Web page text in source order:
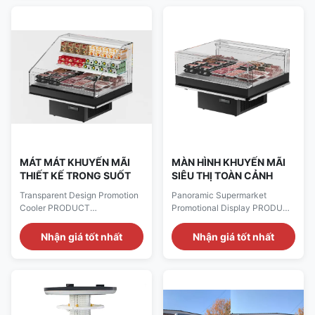
Control Smart Thermostat
Function Chill Defrost Type
Auto Defrost Volume
Frequency
220V/50Hz;110V/60Hz...
compressor Product Summary
This is the 2026 commercial
Wall Mounted ...
MÁT MÁT KHUYẾN MÃI
THIẾT KẾ TRONG SUỐT
Transparent Design Promotion
Cooler PRODUCT
Advantages: Panoramic
Visibility:​ Featuring a 4-sided
view of your products,
maximizing visual appeal.
Hassle-Free Operation:​
Nhận giá tốt nhất
MÀN HÌNH KHUYẾN MÃI
SIÊU THỊ TOÀN CẢNH
Panoramic Supermarket
Promotional Display PRODUCT
Advantages: Panoramic
Visibility:​ Featuring a 4-sided
maximizing visual appeal.
Hassle-Free Operation:​
Nhận giá tốt nhất